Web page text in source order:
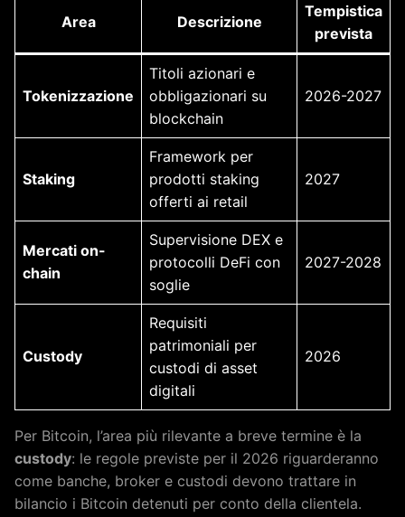
Area Descrizione
Tempistica
prevista
Tokenizzazione
Titoli azionari e
obbligazionari su
blockchain
2026-2027
Staking
Framework per
prodotti staking
offerti ai retail
2027
Mercati on-
chain
Supervisione DEX e
protocolli DeFi con
soglie
2027-2028
Custody
Requisiti
patrimoniali per
custodi di asset
digitali
2026
Per Bitcoin, l’area più rilevante a breve termine è la
custody: le regole previste per il 2026 riguarderanno
come banche, broker e custodi devono trattare in
bilancio i Bitcoin detenuti per conto della clientela.